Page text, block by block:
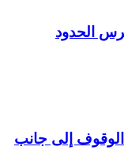
الحدود
إلى جانب